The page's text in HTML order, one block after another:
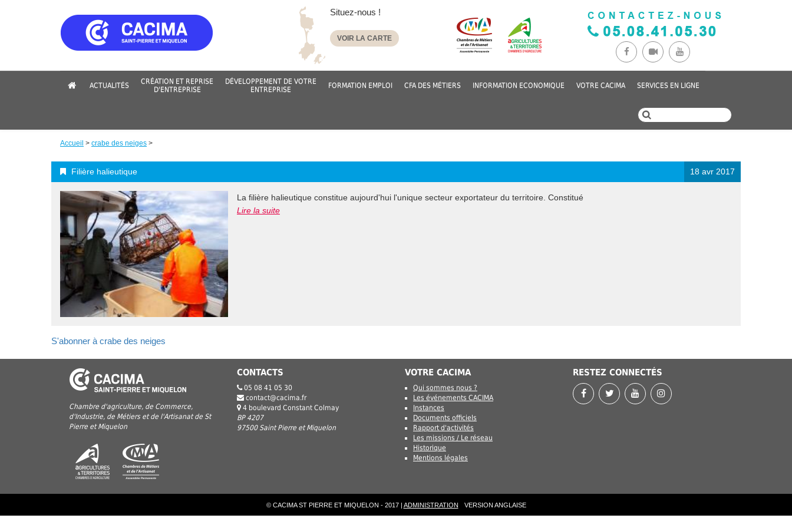
Situez-nous !
VOIR LA CARTE
ACTUALITÉS
CRÉATION ET REPRISE
D'ENTREPRISE
DÉVELOPPEMENT DE VOTRE
ENTREPRISE
FORMATION EMPLOI CFA DES MÉTIERS INFORMATION ECONOMIQUE VOTRE CACIMA SERVICES EN LIGNE
Fil
d'Ariane
Accueil > crabe des neiges >
Filière halieutique 18 avr 2017
La filière halieutique constitue aujourd'hui l'unique secteur exportateur du territoire. Constitué
Lire la suite
S'abonner à crabe des neiges
Chambre d'agriculture, de Commerce,
d'Industrie, de Métiers et de l'Artisanat de St
Pierre et Miquelon
CONTACTS
05 08 41 05 30
contact@cacima.fr
4 boulevard Constant Colmay
BP 4207
97500 Saint Pierre et Miquelon
VOTRE CACIMA
Qui sommes nous ?
Les événements CACIMA
Instances
Documents officiels
Rapport d'activités
Les missions / Le réseau
Historique
Mentions légales
RESTEZ CONNECTÉS
© CACIMA ST PIERRE ET MIQUELON - 2017 | ADMINISTRATION